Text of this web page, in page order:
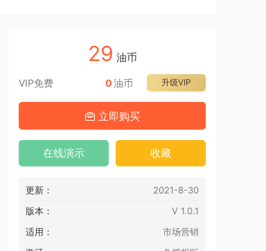
29 油币
VIP免费 升级VIP
0油币
立即购买
在线演示 收藏
更新：
2021-8-30
版本：
V 1.0.1
适用：
市场营销